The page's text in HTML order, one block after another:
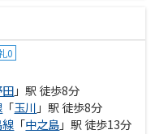
0
」駅 徒歩8分
「玉川 」駅 徒歩8分
「中之島」駅 徒歩13分